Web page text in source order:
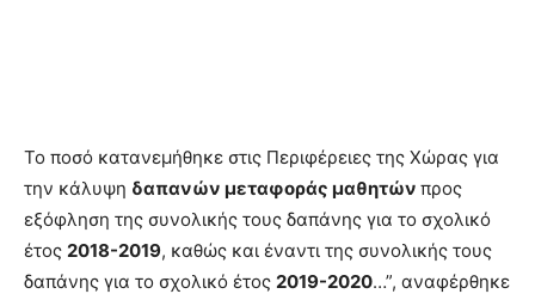
Το ποσό κατανεμήθηκε στις Περιφέρειες της Χώρας για
την κάλυψη δαπανών μεταφοράς μαθητών προς
εξόφληση της συνολικής τους δαπάνης για το σχολικό
έτος 2018-2019, καθώς και έναντι της συνολικής τους
δαπάνης για το σχολικό έτος 2019-2020…”, αναφέρθηκε